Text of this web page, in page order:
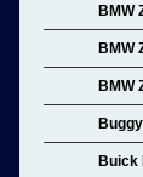
BMW
BMW
BMW
Buick